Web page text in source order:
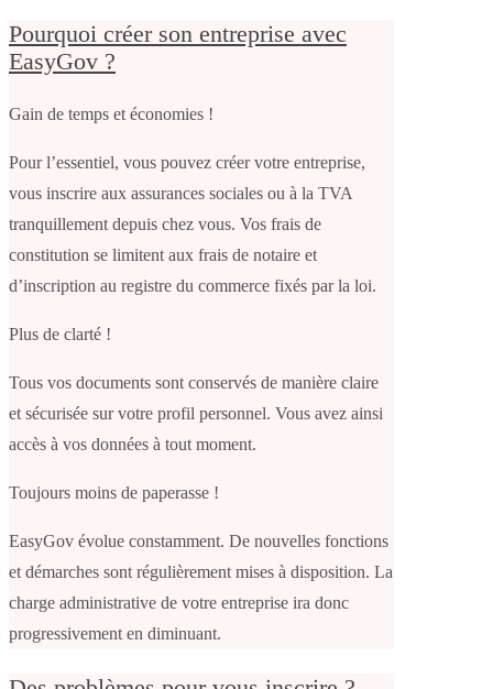
Pourquoi créer son entreprise avec
EasyGov ?
Gain de temps et économies !
Pour l’essentiel, vous pouvez créer votre entreprise,
vous inscrire aux assurances sociales ou à la TVA
tranquillement depuis chez vous. Vos frais de
constitution se limitent aux frais de notaire et
d’inscription au registre du commerce fixés par la loi.
Plus de clarté !
Tous vos documents sont conservés de manière claire
et sécurisée sur votre profil personnel. Vous avez ainsi
accès à vos données à tout moment.
Toujours moins de paperasse !
EasyGov évolue constamment. De nouvelles fonctions
et démarches sont régulièrement mises à disposition. La
charge administrative de votre entreprise ira donc
progressivement en diminuant.